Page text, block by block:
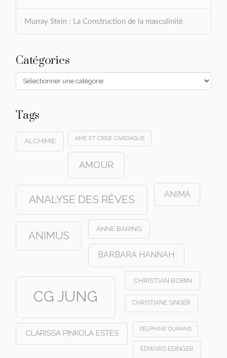
Murray Stein : La Construction de la masculinité
Catégories
Catégories
Tags
ALCHIMIE AME ET CRISE CARDIAQUE
AMOUR
ANALYSE DES RÊVES ANIMA
ANIMUS
ANNE BARING
BARBARA HANNAH
CG JUNG
CHRISTIAN BOBIN
CHRISTIANE SINGER
CLARISSA PINKOLA ESTES DELPHINE DURAND
EDWARD EDINGER